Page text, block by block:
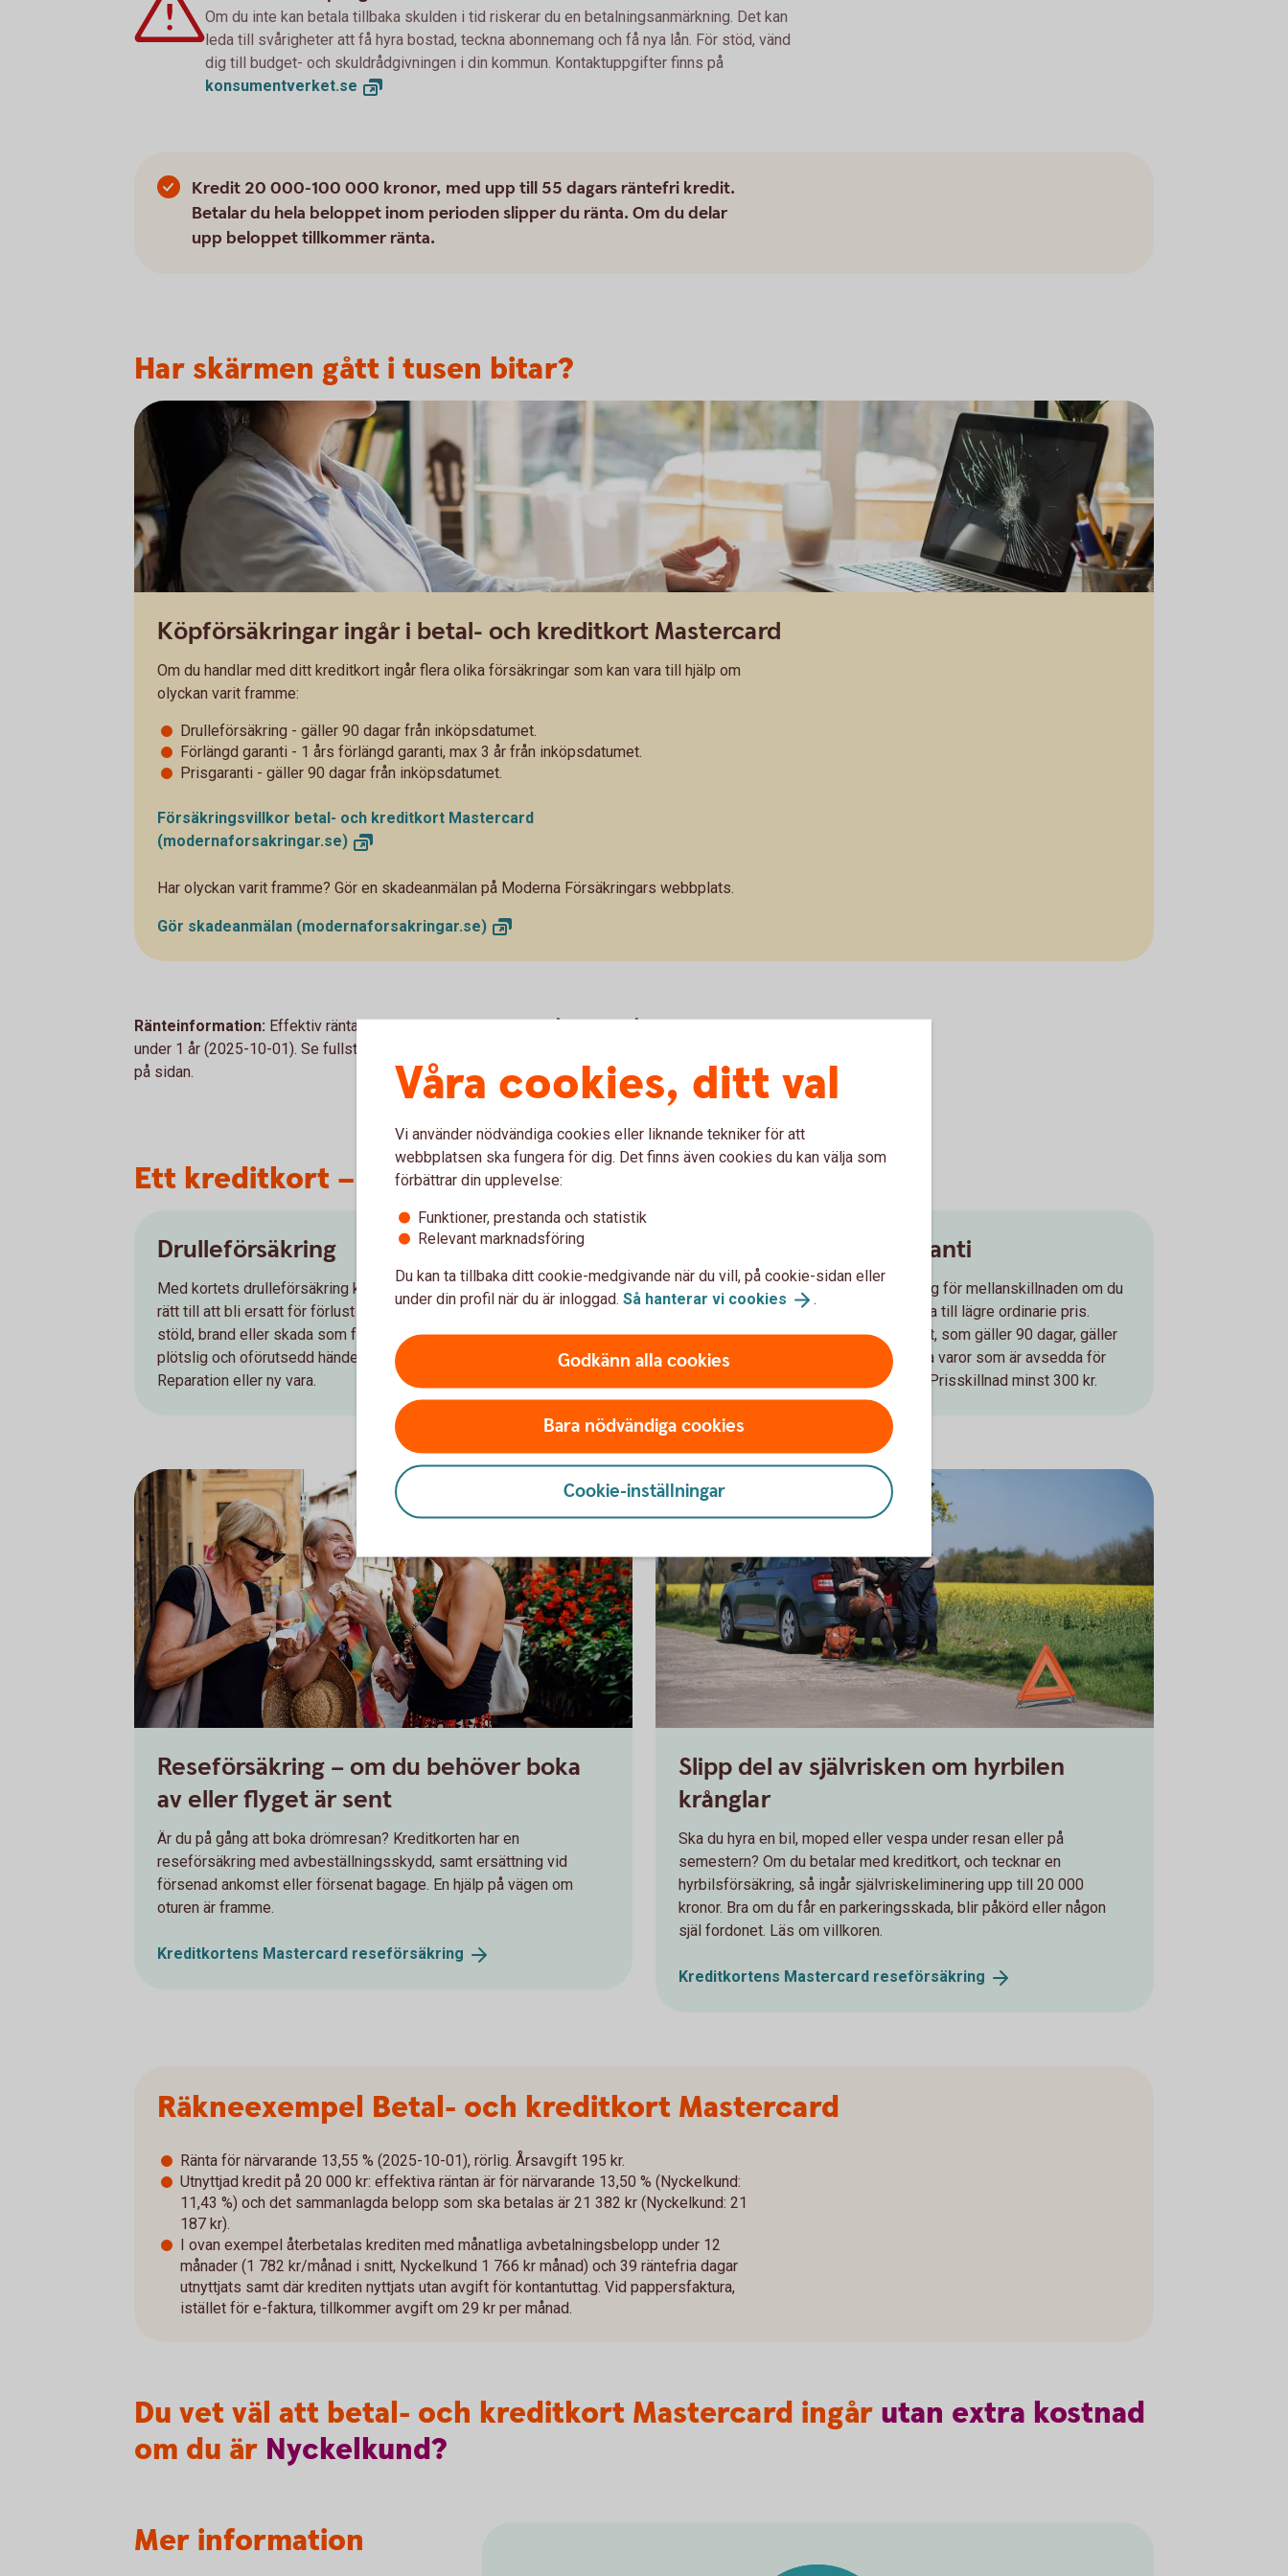
Om du inte kan betala tillbaka skulden i tid riskerar du en betalningsanmärkning. Det kan
leda till svårigheter att få hyra bostad, teckna abonnemang och få nya lån. För stöd, vänd
dig till budget- och skuldrådgivningen i din kommun. Kontaktuppgifter finns på
konsumentverket.se
Kredit 20 000-100 000 kronor, med upp till 55 dagars räntefri kredit.
Betalar du hela beloppet inom perioden slipper du ränta. Om du delar
upp beloppet tillkommer ränta.
Har skärmen gått i tusen bitar?
Köpförsäkringar ingår i betal- och kreditkort Mastercard
Om du handlar med ditt kreditkort ingår flera olika försäkringar som kan vara till hjälp om
olyckan varit framme:
Drulleförsäkring - gäller 90 dagar från inköpsdatumet.
Förlängd garanti - 1 års förlängd garanti, max 3 år från inköpsdatumet.
Prisgaranti - gäller 90 dagar från inköpsdatumet.
Försäkringsvillkor betal- och kreditkort Mastercard
(modernaforsakringar.se)
Har olyckan varit framme? Gör en skadeanmälan på Moderna Försäkringars webbplats.
Gör skadeanmälan (modernaforsakringar.se)
Ränteinformation: Effektiv ränta 13,50 % vid utnyttjad kredit på 20 000 kr återbetalt
under 1 år (2025-10-01). Se fullständig information om pris och räkneexempel längre ner
på sidan.
Ett kreditkort – flera skydd
Drulleförsäkring
Med kortets drulleförsäkring kan du ha
rätt till att bli ersatt för förlust genom
stöld, brand eller skada som följd av en
plötslig och oförutsedd händelse.
Reparation eller ny vara.
Förlängd garanti
När du handlar med något av våra
kreditkort har du en förlängd garanti för
vitvaror och hemelektronik. Hur lång den
är beror på vilket kreditkort du använde.
Prisgaranti
Få ersättning för mellanskillnaden om du
hittar en vara till lägre ordinarie pris.
Prisskyddet, som gäller 90 dagar, gäller
för de flesta varor som är avsedda för
privat bruk. Prisskillnad minst 300 kr.
Reseförsäkring – om du behöver boka
av eller flyget är sent
Är du på gång att boka drömresan? Kreditkorten har en
reseförsäkring med avbeställningsskydd, samt ersättning vid
försenad ankomst eller försenat bagage. En hjälp på vägen om
oturen är framme.
Kreditkortens Mastercard reseförsäkring
Slipp del av självrisken om hyrbilen
krånglar
Ska du hyra en bil, moped eller vespa under resan eller på
semestern? Om du betalar med kreditkort, och tecknar en
hyrbilsförsäkring, så ingår självriskeliminering upp till 20 000
kronor. Bra om du får en parkeringsskada, blir påkörd eller någon
själ fordonet. Läs om villkoren.
Kreditkortens Mastercard reseförsäkring
Räkneexempel Betal- och kreditkort Mastercard
Ränta för närvarande 13,55 % (2025-10-01), rörlig. Årsavgift 195 kr.
Utnyttjad kredit på 20 000 kr: effektiva räntan är för närvarande 13,50 % (Nyckelkund:
11,43 %) och det sammanlagda belopp som ska betalas är 21 382 kr (Nyckelkund: 21
187 kr).
I ovan exempel återbetalas krediten med månatliga avbetalningsbelopp under 12
månader (1 782 kr/månad i snitt, Nyckelkund 1 766 kr månad) och 39 räntefria dagar
utnyttjats samt där krediten nyttjats utan avgift för kontantuttag. Vid pappersfaktura,
istället för e-faktura, tillkommer avgift om 29 kr per månad.
Du vet väl att betal- och kreditkort Mastercard ingår utan extra kostnad
om du är Nyckelkund?
Mer information
Våra cookies, ditt val
Vi använder nödvändiga cookies eller liknande tekniker för att
webbplatsen ska fungera för dig. Det finns även cookies du kan välja som
förbättrar din upplevelse:
Funktioner, prestanda och statistik
Relevant marknadsföring
Du kan ta tillbaka ditt cookie-medgivande när du vill, på cookie-sidan eller
under din profil när du är inloggad. Så hanterar vi cookies .
Godkänn alla cookies
Bara nödvändiga cookies
Cookie-inställningar